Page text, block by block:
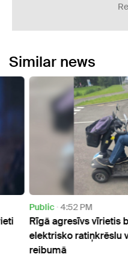
Similar news
Public 4:52 PM
Rīgā agresīvs vīrietis
elektrisko ratiņkrēslu
reibumā